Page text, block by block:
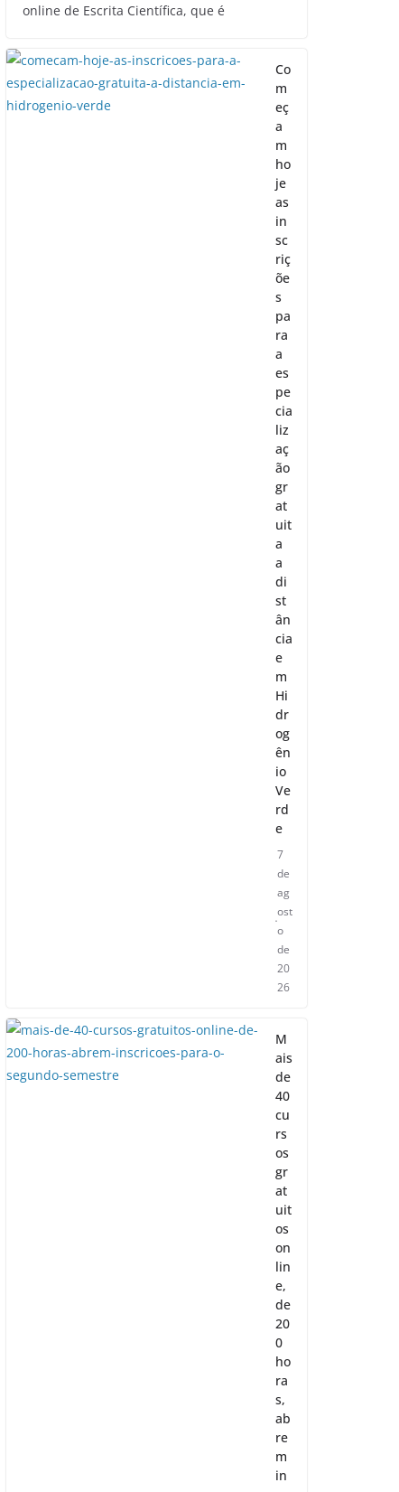
online de Escrita Científica, que é
Co
m
eç
a
m
ho
je
as
in
sc
riç
õe
s
pa
ra
a
es
pe
cia
liz
aç
ão
gr
at
uit
a
a
di
st
ân
cia
e
m
Hi
dr
og
ên
io
Ve
rd
e
7
de
ag
ost
o
de
20
26
M
ais
de
40
cu
rs
os
gr
at
uit
os
on
lin
e,
de
20
0
ho
ra
s,
ab
re
m
in